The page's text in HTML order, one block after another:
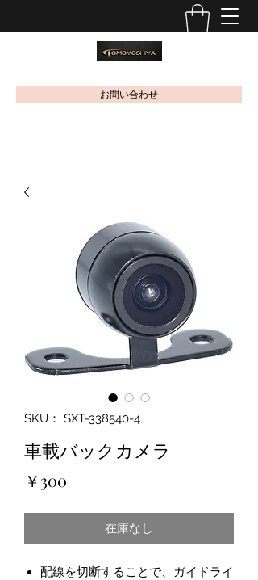
お問い合わせ
SKU： SXT-338540-4
車載バックカメラ
￥300
在庫なし
配線を切断することで、ガイドライ